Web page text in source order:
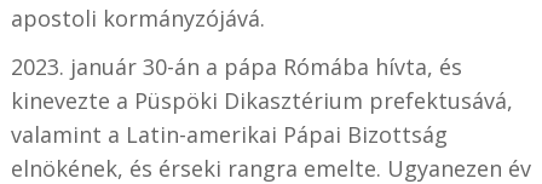
apostoli kormányzójává.
2023. január 30-án a pápa Rómába hívta, és
kinevezte a Püspöki Dikasztérium prefektusává,
valamint a Latin-amerikai Pápai Bizottság
elnökének, és érseki rangra emelte. Ugyanezen év